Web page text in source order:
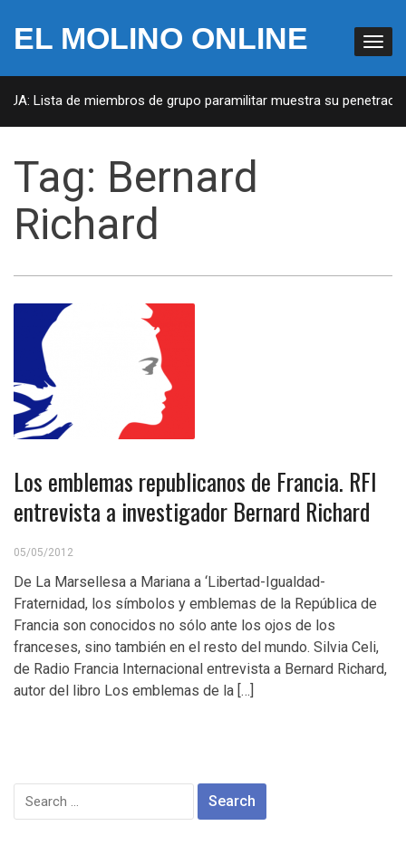
EL MOLINO ONLINE
Lista de miembros de grupo paramilitar muestra su
Tag: Bernard
Richard
Los emblemas republicanos de Francia. RFI
entrevista a investigador Bernard Richard
05/05/2012
De La Marsellesa a Mariana a ‘Libertad-Igualdad-
Fraternidad, los símbolos y emblemas de la República de
Francia son conocidos no sólo ante los ojos de los
franceses, sino también en el resto del mundo. Silvia Celi,
de Radio Francia Internacional entrevista a Bernard Richard,
autor del libro Los emblemas de la […]
Search
for: